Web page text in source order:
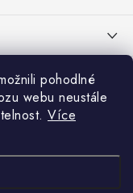
pohodlné
webu neustále
Více